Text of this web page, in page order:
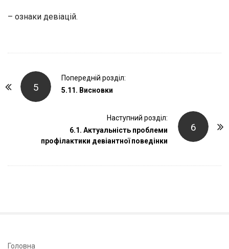
– ознаки девіацій.
5
Попередній розділ:
5.11. Висновки
6
Наступний розділ:
6.1. Актуальність проблеми
профілактики девіантної поведінки
S
Головна